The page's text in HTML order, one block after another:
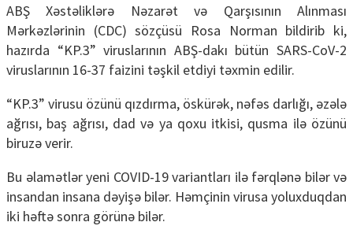
ABŞ Xəstəliklərə Nəzarət və Qarşısının Alınması
Mərkəzlərinin (CDC) sözçüsü Rosa Norman bildirib ki,
hazırda “KP.3” viruslarının ABŞ-dakı bütün SARS-CoV-2
viruslarının 16-37 faizini təşkil etdiyi təxmin edilir.
“KP.3” virusu özünü qızdırma, öskürək, nəfəs darlığı, əzələ
ağrısı, baş ağrısı, dad və ya qoxu itkisi, qusma ilə özünü
biruzə verir.
Bu əlamətlər yeni COVID-19 variantları ilə fərqlənə bilər və
insandan insana dəyişə bilər. Həmçinin virusa yoluxduqdan
iki həftə sonra görünə bilər.